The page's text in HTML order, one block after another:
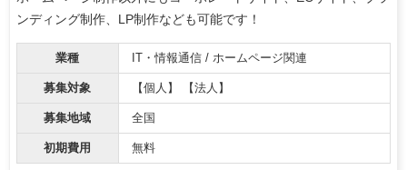
ンディング制作、LP制作なども可能です！
業種 IT・情報通信 / ホームページ関連
募集対象 【個人】 【法人】
募集地域 全国
初期費用 無料